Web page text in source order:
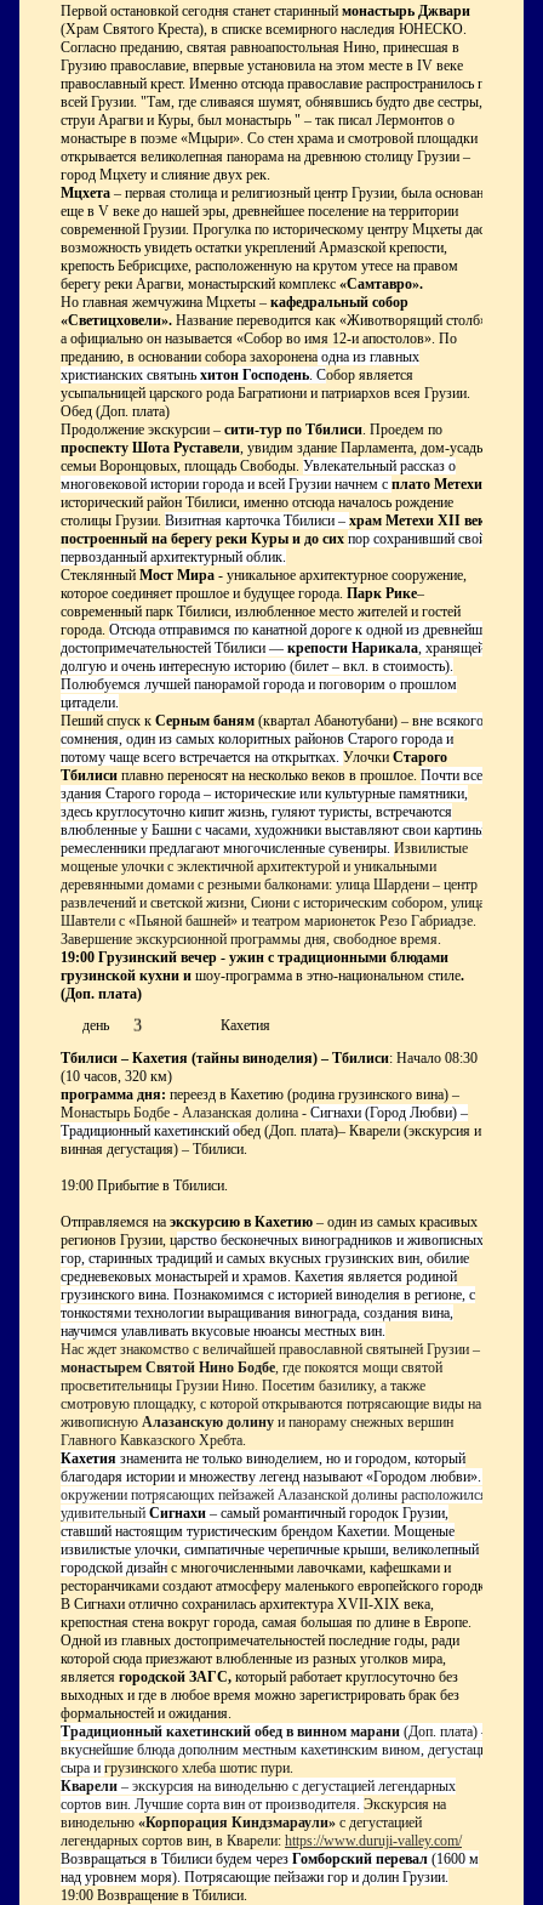
Первой остановкой сегодня станет старинный монастырь Джвари
(Храм Святого Креста), в списке всемирного наследия ЮНЕСКО.
Согласно преданию, святая равноапостольная Нино, принесшая в
Грузию православие, впервые установила на этом месте в IV веке
православный крест. Именно отсюда православие распространилось по
всей Грузии. "Там, где сливаяся шумят, обнявшись будто две сестры,
струи Арагви и Куры, был монастырь " – так писал Лермонтов о
монастыре в поэме «Мцыри». Со стен храма и смотровой площадки
открывается великолепная панорама на древнюю столицу Грузии –
город Мцхету и слияние двух рек.
Мцхета – первая столица и религиозный центр Грузии, была основана
еще в V веке до нашей эры, древнейшее поселение на территории
современной Грузии. Прогулка по историческому центру Мцхеты даст
возможность увидеть остатки укреплений Армазской крепости,
крепость Бебрисцихе, расположенную на крутом утесе на правом
берегу реки Арагви, монастырский комплекс «Самтавро».
Но главная жемчужина Мцхеты – кафедральный собор
«Светицховели». Название переводится как «Животворящий столб»,
а официально он называется «Собор во имя 12-и апостолов». По
преданию, в основании собора захоронена одна из главных
христианских святынь хитон Господень . Собор является
усыпальницей царского рода Багратиони и патриархов всея Грузии.
Обед (Доп. плата)
Продолжение экскурсии – сити-тур по Тбилиси . Проедем по
проспекту Шота Руставели , увидим здание Парламента, дом-усадьбу
семьи Воронцовых, площадь Свободы. Увлекательный рассказ о
многовековой истории города и всей Грузии начнем с плато Метехи
исторический район Тбилиси, именно отсюда началось рождение
столицы Грузии. Визитная карточка Тбилиси – храм Метехи XII века,
построенный на берегу реки Куры и до сих пор сохранивший свой
первозданный архитектурный облик.
Стеклянный Мост Мира - уникальное архитектурное сооружение,
которое соединяет прошлое и будущее города. Парк Рике–
современный парк Тбилиси, излюбленное место жителей и гостей
города. Отсюда отправимся по канатной дороге к одной из древнейших
достопримечательностей Тбилиси — крепости Нарикала , хранящей
долгую и очень интересную историю (билет – вкл. в стоимость).
Полюбуемся лучшей панорамой города и поговорим о прошлом
цитадели.
Пеший спуск к Серным баням (квартал Абанотубани) – вне всякого
сомнения, один из самых колоритных районов Старого города и
потому чаще всего встречается на открытках. Улочки Старого
Тбилиси плавно переносят на несколько веков в прошлое. Почти все
здания Старого города – исторические или культурные памятники,
здесь круглосуточно кипит жизнь, гуляют туристы, встречаются
влюбленные у Башни с часами, художники выставляют свои картины,
ремесленники предлагают многочисленные сувениры. Извилистые
мощеные улочки с эклектичной архитектурой и уникальными
деревянными домами с резными балконами: улица Шардени – центр
развлечений и светской жизни, Сиони с историческим собором, улица
Шавтели с «Пьяной башней» и театром марионеток Резо Габриадзе.
Завершение экскурсионной программы дня, свободное время.
19:00 Грузинский вечер - ужин с традиционными блюдами
грузинской кухни и шоу-программа в этно-национальном стиле.
(Доп. плата)
день
3
Кахетия
Тбилиси – Кахетия (тайны виноделия) – Тбилиси: Начало 08:30
(10 часов, 320 км)
программа дня: переезд в Кахетию (родина грузинского вина) –
Монастырь Бодбе - Алазанская долина - Сигнахи (Город Любви) –
Традиционный кахетинский обед (Доп. плата)– Кварели (экскурсия и
винная дегустация) – Тбилиси.
19:00 Прибытие в Тбилиси.
Отправляемся на экскурсию в Кахетию – один из самых красивых
регионов Грузии, царство бесконечных виноградников и живописных
гор, старинных традиций и самых вкусных грузинских вин, обилие
средневековых монастырей и храмов. Кахетия является родиной
грузинского вина. Познакомимся с историей виноделия в регионе, с
тонкостями технологии выращивания винограда, создания вина,
научимся улавливать вкусовые нюансы местных вин.
Нас ждет знакомство с величайшей православной святыней Грузии –
монастырем Святой Нино Бодбе , где покоятся мощи святой
просветительницы Грузии Нино. Посетим базилику, а также
смотровую площадку, с которой открываются потрясающие виды на
живописную Алазанскую долину и панораму снежных вершин
Главного Кавказского Хребта.
Кахетия знаменита не только виноделием, но и городом, который
благодаря истории и множеству легенд называют «Городом любви».
окружении потрясающих пейзажей Алазанской долины расположился
удивительный Сигнахи – самый романтичный городок Грузии,
ставший настоящим туристическим брендом Кахетии. Мощеные
извилистые улочки, симпатичные черепичные крыши, великолепный
городской дизайн с многочисленными лавочками, кафешками и
ресторанчиками создают атмосферу маленького европейского городка.
В Сигнахи отлично сохранилась архитектура XVII-XIX века,
крепостная стена вокруг города, самая большая по длине в Европе.
Одной из главных достопримечательностей последние годы, ради
которой сюда приезжают влюбленные из разных уголков мира,
является городской ЗАГС, который работает круглосуточно без
выходных и где в любое время можно зарегистрировать брак без
формальностей и ожидания.
Традиционный кахетинский обед в винном марани (Доп. плата) –
вкуснейшие блюда дополним местным кахетинским вином, дегустация
сыра и грузинского хлеба шотис пури.
Кварели – экскурсия на винодельню с дегустацией легендарных
сортов вин. Лучшие сорта вин от производителя. Экскурсия на
винодельню «Корпорация Киндзмараули» с дегустацией
легендарных сортов вин, в Кварели: https://www.duruji-valley.com/
Возвращаться в Тбилиси будем через Гомборский перевал (1600 м
над уровнем моря). Потрясающие пейзажи гор и долин Грузии.
19:00 Возвращение в Тбилиси.